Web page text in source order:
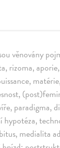
věnovány
rizoma,
paradigma,
hypotéza,
medialita